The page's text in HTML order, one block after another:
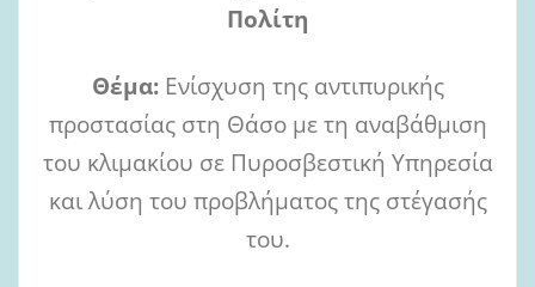
Πολίτη
Θέμα:Ενίσχυση της αντιπυρικής
προστασίας στη Θάσο με τη αναβάθμιση
του κλιμακίου σε Πυροσβεστική Υπηρεσία
και λύση του προβλήματος της στέγασής
του.